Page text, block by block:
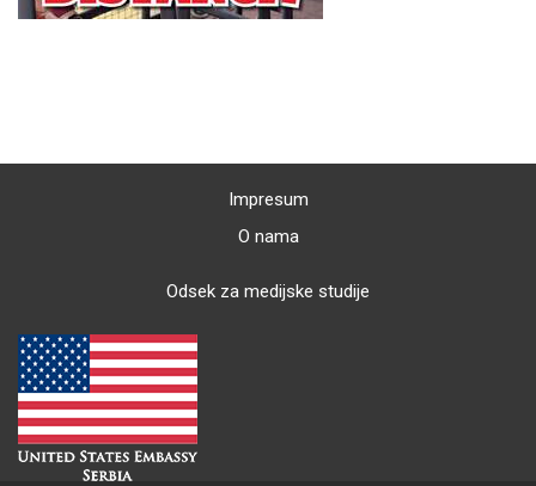
Impresum
O nama
Odsek za medijske studije